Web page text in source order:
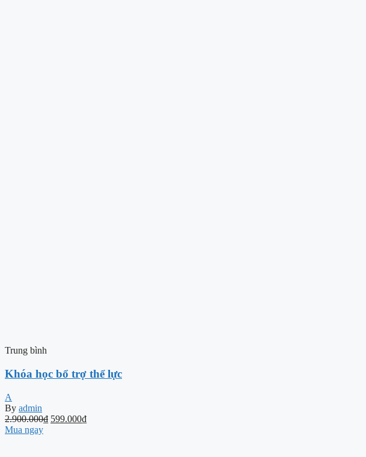
Trung bình
Khóa học bổ trợ thể lực
A
By admin
2.900.000₫ 599.000₫
Mua ngay